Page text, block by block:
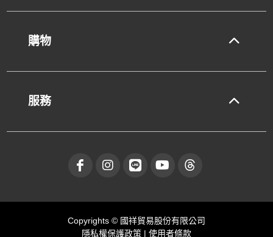
購物
服務
Copyrights © 國祥貿易股份有限公司
隱私權保護政策 | 使用者條款